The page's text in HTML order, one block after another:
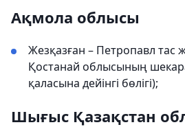
Ақмола облысы
Жезқазған – Петропавл тас
Қостанай облысының
қаласына дейінгі бөлігі);
Шығыс Қазақстан